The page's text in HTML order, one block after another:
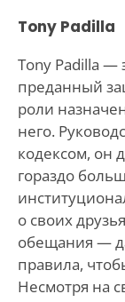
Tony Padilla
Tony Padilla —
преданный
роли
него.
кодексом, он
гораздо
о своих
обещания —
правила,
Несмотря на